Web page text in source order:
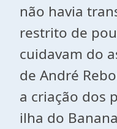
não havia
restrito de
cuidavam do
de André
a criação dos
ilha do